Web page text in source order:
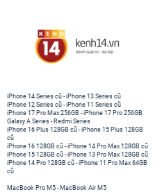
iPhone 14 Series cũ -iPhone 13 Series cũ
iPhone 12 Series cũ -iPhone 11 Series cũ
iPhone 17 Pro Max 256GB -iPhone 17 Pro 256GB
Galaxy A Series - Redmi Series
iPhone 16 Plus 128GB cũ -iPhone 15 Plus 128GB
cũ
iPhone 16 128GB cũ -iPhone 14 Pro Max 128GB cũ
iPhone 15 128GB cũ -iPhone 13 Pro Max 128GB cũ
iPhone 14 Pro 128GB cũ -iPhone 11 Pro Max 64GB
cũ
MacBook Pro M5 - MacBook Air M5